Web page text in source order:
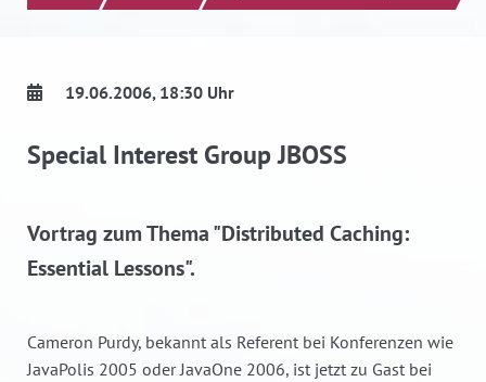
19.06.2006, 18:30 Uhr
Special Interest Group JBOSS
Vortrag zum Thema "Distributed Caching:
Essential Lessons".
Cameron Purdy, bekannt als Referent bei Konferenzen wie
JavaPolis 2005 oder JavaOne 2006, ist jetzt zu Gast bei